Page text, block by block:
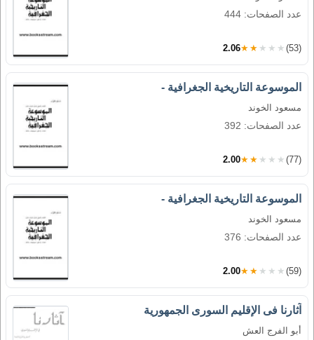
عدد الصفحات: 444
2.06★★★★★ (53)
الموسوعة التاريخية الجغرافية -
مسعود الخوند
عدد الصفحات: 392
2.00★★★★★ (77)
الموسوعة التاريخية الجغرافية -
مسعود الخوند
عدد الصفحات: 376
2.00★★★★★ (59)
آثارنا فى الإقليم السورى الجمهورية
أبو الفرج العش